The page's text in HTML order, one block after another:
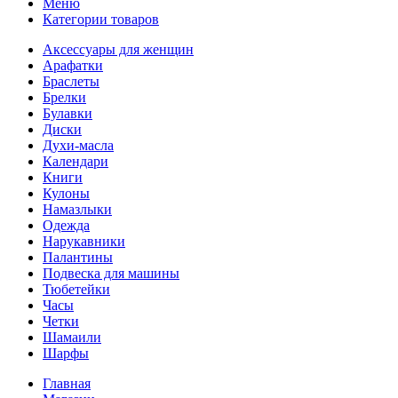
Меню
Категории товаров
Аксессуары для женщин
Арафатки
Браслеты
Брелки
Булавки
Диски
Духи-масла
Календари
Книги
Кулоны
Намазлыки
Одежда
Нарукавники
Палантины
Подвеска для машины
Тюбетейки
Часы
Четки
Шамаили
Шарфы
Главная